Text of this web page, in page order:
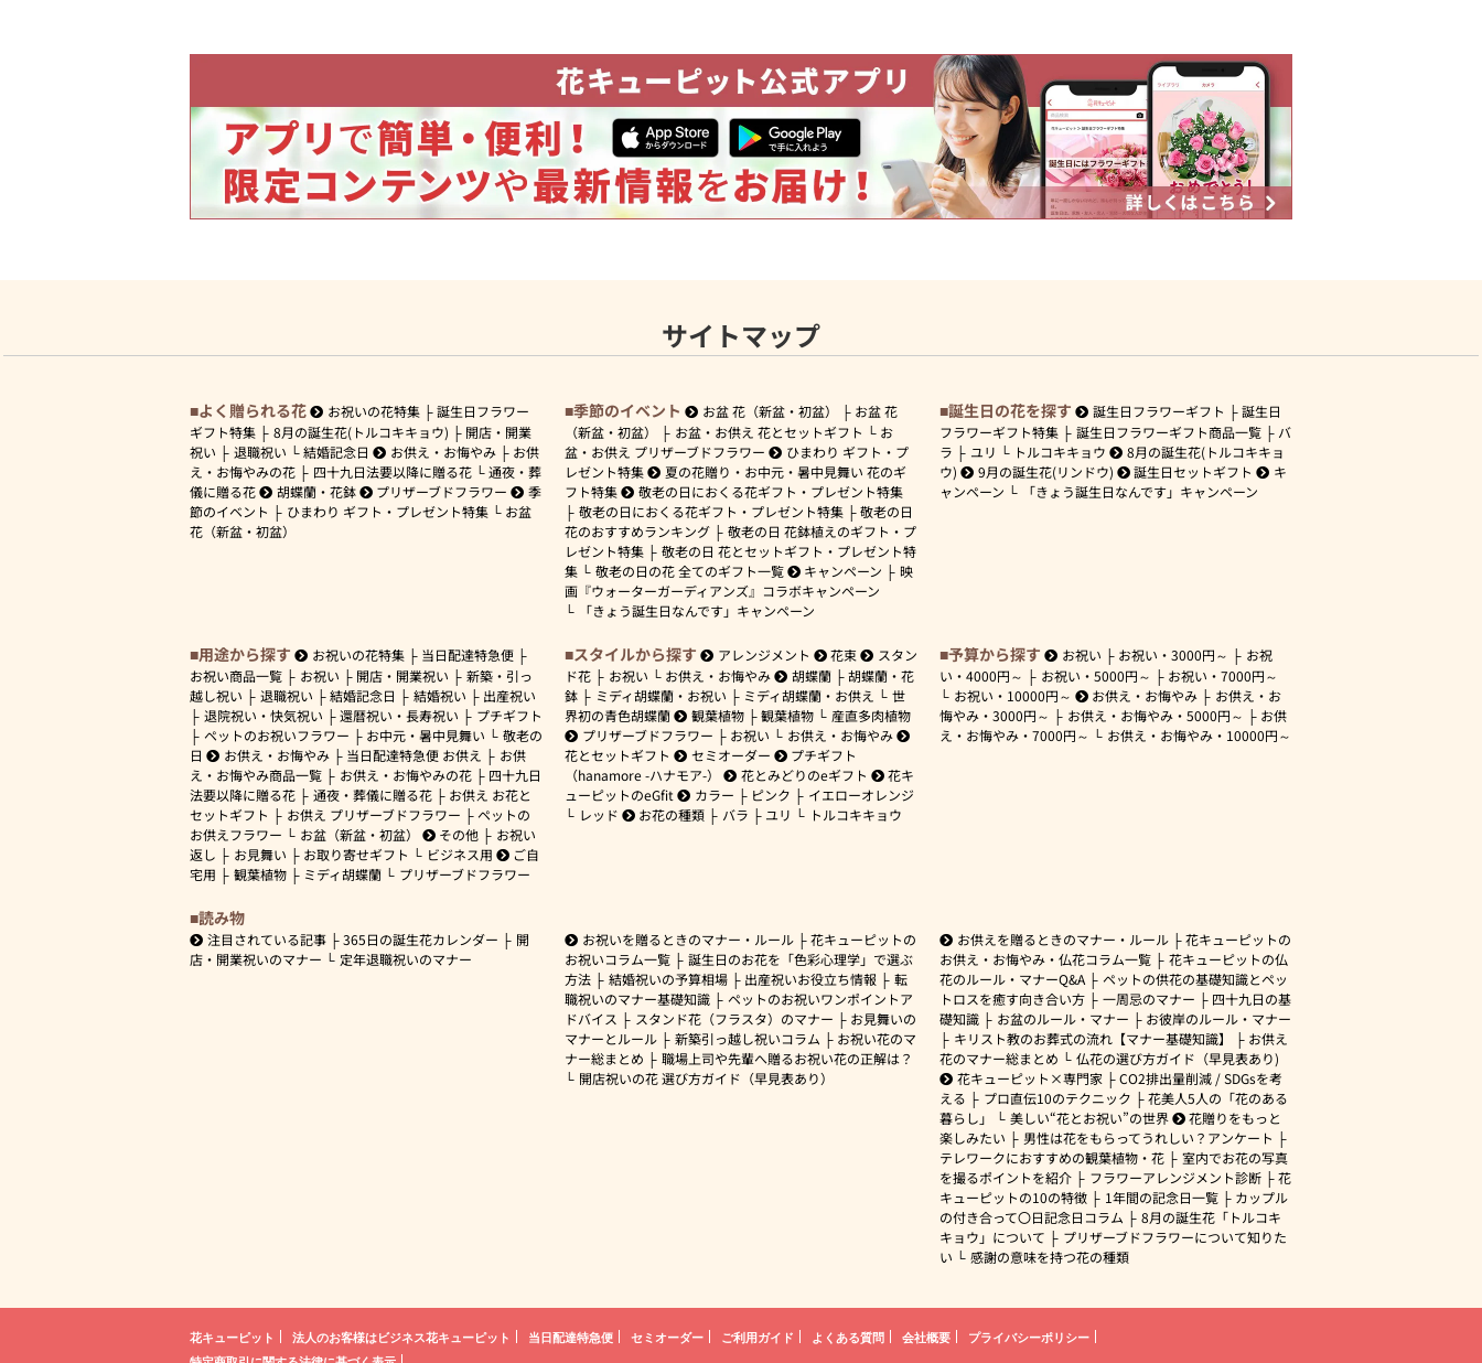
サイトマップ
よく贈られる花 お祝いの花特集
誕生日フラワー
ギフト特集
8月の誕生花(トルコキキョウ)
開店・開業
祝い
退職祝い 結婚記念日 お供え・お悔やみ
お供
え・お悔やみの花
四十九日法要以降に贈る花
通夜・葬
儀に贈る花
胡蝶蘭・花鉢 プリザーブドフラワー
季
節のイベント
ひまわり ギフト・プレゼント特集
お盆
花（新盆・初盆）
季節のイベント お盆 花（新盆・初盆）
お盆 花
（新盆・初盆）
お盆・お供え 花とセットギフト
お
盆・お供え プリザーブドフラワー
ひまわり ギフト・プ
レゼント特集
夏の花贈り・お中元・暑中見舞い 花のギ
フト特集
敬老の日におくる花ギフト・プレゼント特集
敬老の日におくる花ギフト・プレゼント特集
敬老の日
花のおすすめランキング
敬老の日 花鉢植えのギフト・プ
レゼント特集
敬老の日 花とセットギフト・プレゼント特
集
敬老の日の花 全てのギフト一覧 キャンペーン
映
画『ウォーターガーディアンズ』コラボキャンペーン
「きょう誕生日なんです」キャンペーン
誕生日の花を探す 誕生日フラワーギフト
誕生日
フラワーギフト特集
誕生日フラワーギフト商品一覧
バ
ラ
ユリ トルコキキョウ
8月の誕生花(トルコキキョ
ウ)
9月の誕生花(リンドウ) 誕生日セットギフト
キ
ャンペーン
「きょう誕生日なんです」キャンペーン
用途から探す お祝いの花特集
当日配達特急便
お祝い商品一覧
お祝い 開店・開業祝い
新築・引っ
越し祝い
退職祝い 結婚記念日 結婚祝い
出産祝い
退院祝い・快気祝い
還暦祝い・長寿祝い
プチギフト
ペットのお祝いフラワー
お中元・暑中見舞い
敬老の
日
お供え・お悔やみ 当日配達特急便 お供え
お供
え・お悔やみ商品一覧
お供え・お悔やみの花
四十九日
法要以降に贈る花
通夜・葬儀に贈る花
お供え お花と
セットギフト
お供え プリザーブドフラワー
ペットの
お供えフラワー
お盆（新盆・初盆） その他
お祝い
返し
お見舞い お取り寄せギフト ビジネス用
ご自
宅用
観葉植物 ミディ胡蝶蘭 プリザーブドフラワー
スタイルから探す アレンジメント 花束
スタン
ド花
お祝い お供え・お悔やみ 胡蝶蘭
胡蝶蘭・花
鉢
ミディ胡蝶蘭・お祝い ミディ胡蝶蘭・お供え
世
界初の青色胡蝶蘭
観葉植物 観葉植物
産直多肉植物
プリザーブドフラワー
お祝い
お供え・お悔やみ
花とセットギフト
セミオーダー
プチギフト
（hanamore -ハナモア-）
花とみどりのeギフト
花キ
ューピットのeGfit
カラー ピンク
イエローオレンジ
レッド
お花の種類 バラ ユリ トルコキキョウ
予算から探す お祝い お祝い・3000円～
お祝
い・ 4000円～ お祝い・ 5000円～ お祝い・7000円～
お祝い・ 10000円～ お供え・お悔やみ
お供え・お
悔やみ・ 3000円～ お供え・お悔やみ・ 5000円～
お供
え・お悔やみ・ 7000円～ お供え・お悔やみ・ 10000円～
読み物
注目されている記事 365日の誕生花カレンダー
開
店・開業祝いのマナー
定年退職祝いのマナー
お祝いを贈るときのマナー・ルール
花キューピットの
お祝いコラム一覧
誕生日のお花を「色彩心理学」で選ぶ
方法
結婚祝いの予算相場 出産祝いお役立ち情報
転
職祝いのマナー基礎知識
ペットのお祝いワンポイントア
ドバイス
スタンド花（フラスタ）のマナー
お見舞いの
マナーとルール
新築引っ越し祝いコラム
お祝い花のマ
ナー総まとめ
職場上司や先輩へ贈るお祝い花の正解は？
開店祝いの花 選び方ガイド（早見表あり）
お供えを贈るときのマナー・ルール
花キューピットの
お供え・お悔やみ・仏花コラム一覧
花キューピットの仏
花のルール・マナーQ&A
ペットの供花の基礎知識とペッ
トロスを癒す向き合い方
一周忌のマナー
四十九日の基
礎知識
お盆のルール・マナー
お彼岸のルール・マナー
キリスト教のお葬式の流れ【マナー基礎知識】
お供え
花のマナー総まとめ
仏花の選び方ガイド（早見表あり)
花キューピット×専門家
CO2排出量削減 / SDGsを考
える
プロ直伝10のテクニック
花美人5人の「花のある
暮らし」
美しい“花とお祝い”の世界
花贈りをもっと
楽しみたい
男性は花をもらってうれしい？アンケート
テレワークにおすすめの観葉植物・花
室内でお花の写真
を撮るポイントを紹介
フラワーアレンジメント診断
花
キューピットの10の特徴
1年間の記念日一覧
カップル
の付き合って〇日記念日コラム
8月の誕生花「トルコキ
キョウ」について
プリザーブドフラワーについて知りた
い
感謝の意味を持つ花の種類
花キューピット 法人のお客様はビジネス花キューピット 当日配達特急便 セミオーダー ご利用ガイド よくある質問 会社概要
プライバシーポリシー